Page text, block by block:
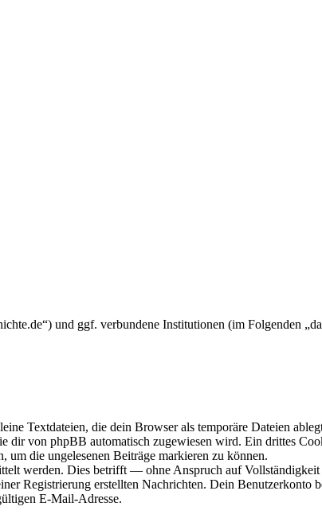
und ggf. verbundene Institutionen (im Folgenden
Textdateien, die dein Browser als temporäre Dateien
von phpBB automatisch zugewiesen wird. Ein drittes
um die ungelesenen Beiträge markieren zu können.
werden. Dies betrifft — ohne Anspruch auf
Registrierung erstellten Nachrichten. Dein Benutzerkonto
E-Mail-Adresse.